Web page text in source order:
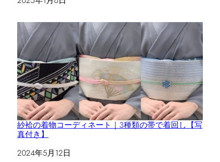
紗袷の着物コーディネート｜3種類の帯で着回し【写
真付き】
日付
2024年5月12日